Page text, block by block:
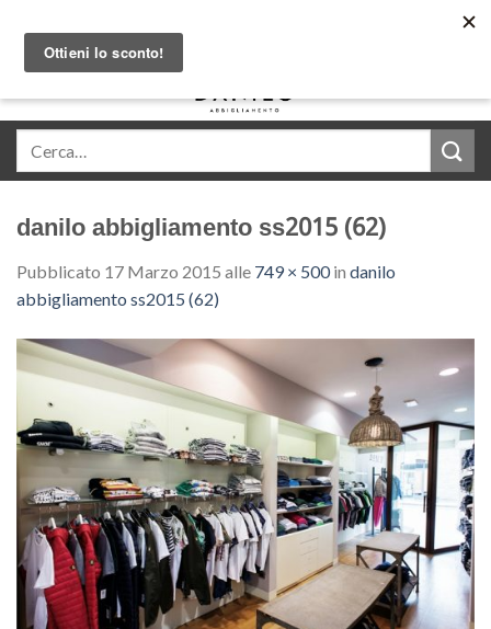
content
danilo abbigliamento ss2015 (62)
Pubblicato 17 Marzo 2015 alle 749 × 500in danilo
abbigliamento ss2015 (62)